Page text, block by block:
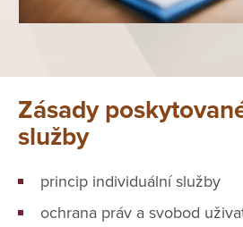
Zásady
služby
princip individuální služby
ochrana práv a svobod